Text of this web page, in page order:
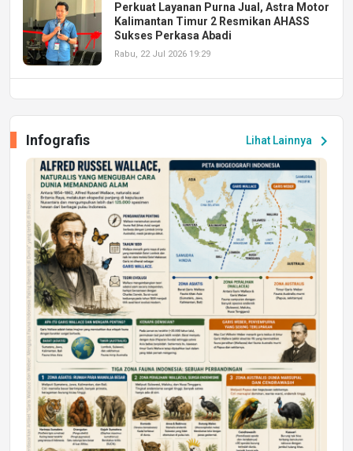
Perkuat Layanan Purna Jual, Astra Motor
Kalimantan Timur 2 Resmikan AHASS
Sukses Perkasa Abadi
Rabu, 22 Jul 2026 19:29
Peluang Kerja dan Magang
Jumat, 17 Jul 2026 22:30
DAERAH
Astra Motor Kalimantan Timur 2 Dukung
Mahasiswa Samarinda dalam Astra
Honda SDGs Future Leaders 2026
Jumat, 10 Jul 2026 19:01
Lihat Lainnya chevron_right
Infografis